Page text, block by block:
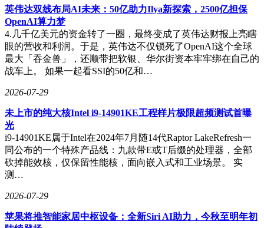
英伟达双线布局AI未来：50亿助力Ilya新探索，2500亿担保
OpenAI算力梦
4.几千亿美元的资金转了一圈，最终变成了英伟达财报上亮瞎
眼的营收和利润。于是，英伟达不仅锁死了OpenAI这个全球
最大「吞金兽」，还顺带把软银、华尔街资本牢牢绑在自己的
战车上。 如果一起看SSI的50亿和…
2026-07-29
未上市的纯大核Intel i9-14901KE工程样片极限超频测试首曝
光
i9-14901KE属于Intel在2024年7月随14代Raptor LakeRefresh一
同公布的一个特殊产品线：九款带E或T后缀的处理器，全部
砍掉能效核，仅保留性能核，面向嵌入式和工业场景。 实
测…
2026-07-29
苹果将推智能家居中枢设备：全新Siri AI助力，今秋至明年初